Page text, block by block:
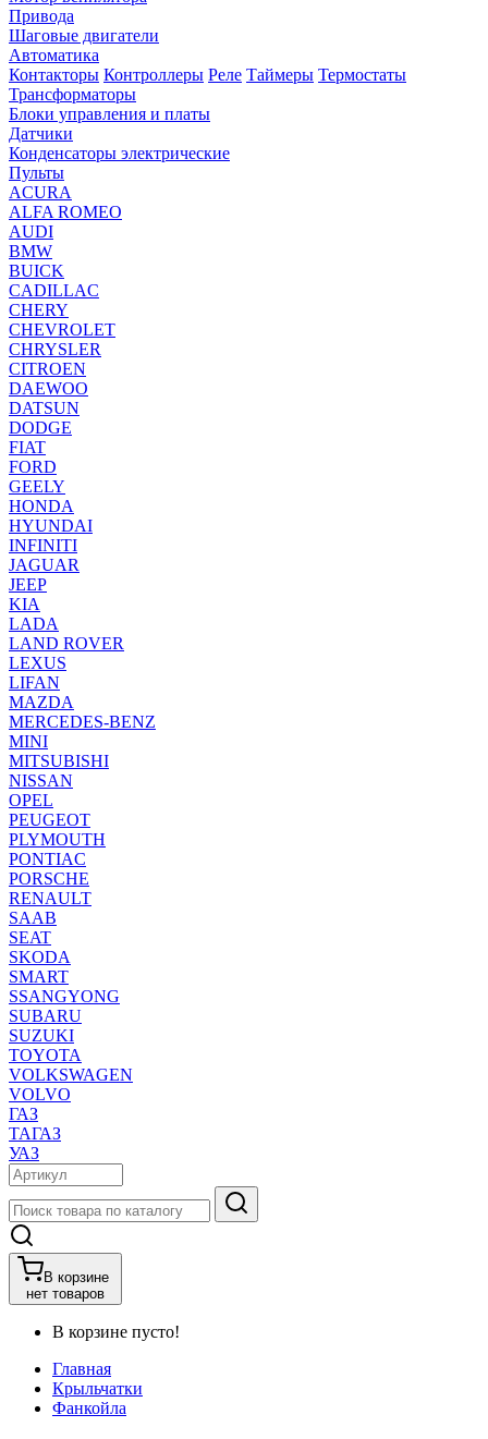
Привода
Шаговые двигатели
Автоматика
Контакторы Контроллеры Реле Таймеры Термостаты
Трансформаторы
Блоки управления и платы
Датчики
Конденсаторы электрические
Пульты
ACURA
ALFA ROMEO
AUDI
BMW
BUICK
CADILLAC
CHERY
CHEVROLET
CHRYSLER
CITROEN
DAEWOO
DATSUN
DODGE
FIAT
FORD
GEELY
HONDA
HYUNDAI
INFINITI
JAGUAR
JEEP
KIA
LADA
LAND ROVER
LEXUS
LIFAN
MAZDA
MERCEDES-BENZ
MINI
MITSUBISHI
NISSAN
OPEL
PEUGEOT
PLYMOUTH
PONTIAC
PORSCHE
RENAULT
SAAB
SEAT
SKODA
SMART
SSANGYONG
SUBARU
SUZUKI
TOYOTA
VOLKSWAGEN
VOLVO
ГАЗ
ТАГАЗ
УАЗ
В корзине
нет товаров
В корзине пусто!
Главная
Крыльчатки
Фанкойла